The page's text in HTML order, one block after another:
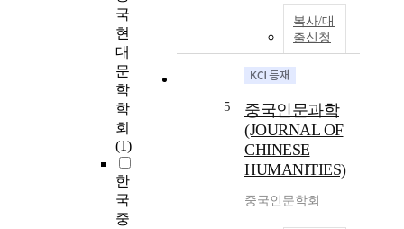
국
현
대
문
학
학
회
(1)
한
국
중
복사/대
출신청
5
중국인문과학
(JOURNAL OF
CHINESE
HUMANITIES)
중국인문학회